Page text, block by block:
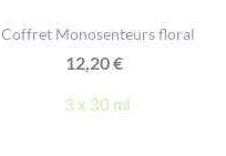
Coffret Monosenteurs floral
12,20€
3 x 30 ml